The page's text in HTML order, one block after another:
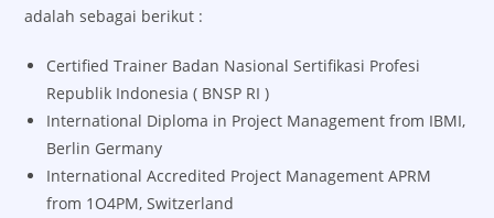
adalah sebagai berikut :
Certified Trainer Badan Nasional Sertifikasi Profesi
Republik Indonesia ( BNSP RI )
International Diploma in Project Management from IBMI,
Berlin Germany
International Accredited Project Management APRM
from 1O4PM, Switzerland